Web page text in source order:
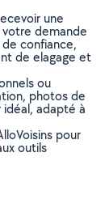
une
demande
confiance,
de elagage et
ou
photos de
idéal, adapté à
pour
outils